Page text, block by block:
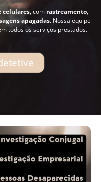
celulares, com rastreamento,
apagadas. Nossa equipe
todos os serviços prestados.